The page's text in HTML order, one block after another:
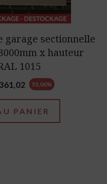
garage sectionnelle
x hauteur
1015
Current
price
is:
€1.361,02.
55,00%
PANIER